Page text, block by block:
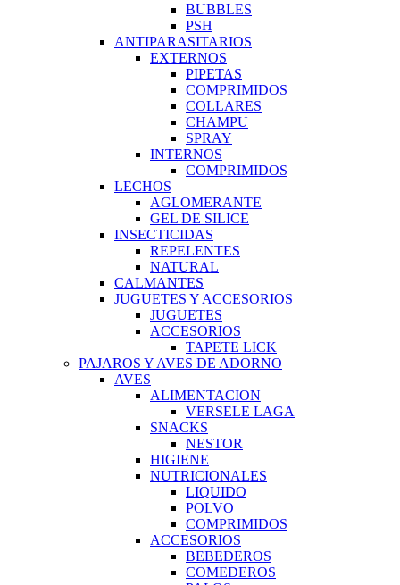
BUBBLES
PSH
ANTIPARASITARIOS
EXTERNOS
PIPETAS
COMPRIMIDOS
COLLARES
CHAMPU
SPRAY
INTERNOS
COMPRIMIDOS
LECHOS
AGLOMERANTE
GEL DE SILICE
INSECTICIDAS
REPELENTES
NATURAL
CALMANTES
JUGUETES Y ACCESORIOS
JUGUETES
ACCESORIOS
TAPETE LICK
PAJAROS Y AVES DE ADORNO
AVES
ALIMENTACION
VERSELE LAGA
SNACKS
NESTOR
HIGIENE
NUTRICIONALES
LIQUIDO
POLVO
COMPRIMIDOS
ACCESORIOS
BEBEDEROS
COMEDEROS